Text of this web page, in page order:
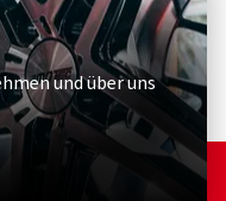
und über uns